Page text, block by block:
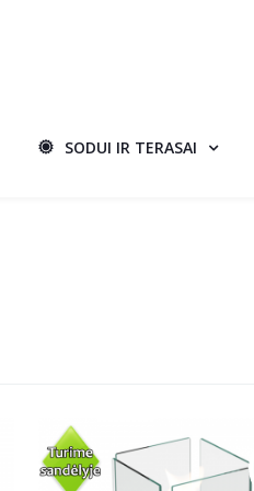
SODUI IR TERASAI